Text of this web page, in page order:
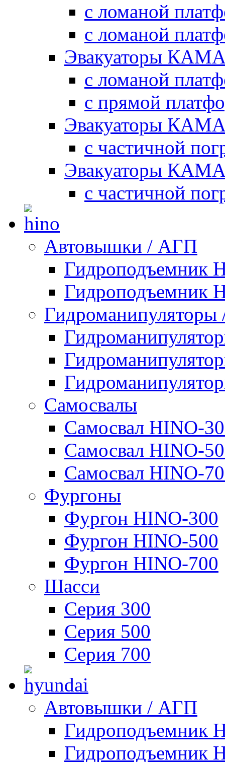
с ломаной
с ломаной
Эвакуаторы
с ломаной
с прямой
Эвакуаторы
с частичной
Эвакуаторы
с частичной
Автовышки / АГП
Гидроподъемник
Гидроподъемник
Самосвалы
Самосвал HINO-
Самосвал HINO-
Самосвал HINO-
Фургоны
Фургон HINO-300
Фургон HINO-500
Фургон HINO-700
Шасси
Серия 300
Серия 500
Серия 700
Автовышки / АГП
Гидроподъемник
Гидроподъемник